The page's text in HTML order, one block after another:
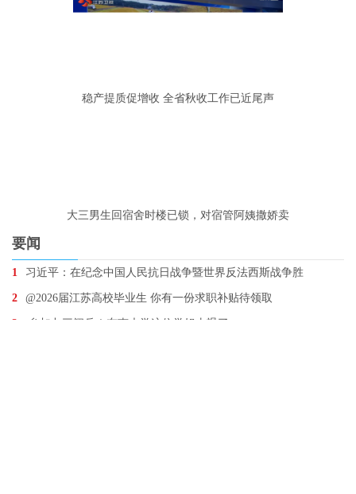
稳产提质促增收 全省秋收工作已近尾声
大三男生回宿舍时楼已锁，对宿管阿姨撒娇卖
要闻
1 习近平：在纪念中国人民抗日战争暨世界反法西斯战争胜
2 @2026届江苏高校毕业生 你有一份求职补贴待领取
3 参加九三阅兵！东南大学这位学姐太飒了